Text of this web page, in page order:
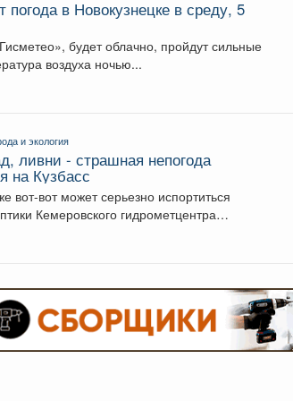
погода в Новокузнецке в среду, 5
пройдут сильные
дожди, температура воздуха ночью...
и экология
ливни - страшная непогода
на Кузбасс
вот-вот может серьезно испортиться